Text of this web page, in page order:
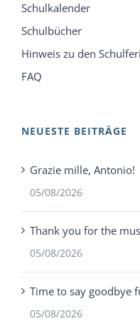
Schulkalender
Schulbücher
Hinweis zu den
FAQ
NEUESTE BEITRÄGE
Grazie mille, Antonio!
05/08/2026
Thank you for the
05/08/2026
Time to say goodbye
05/08/2026